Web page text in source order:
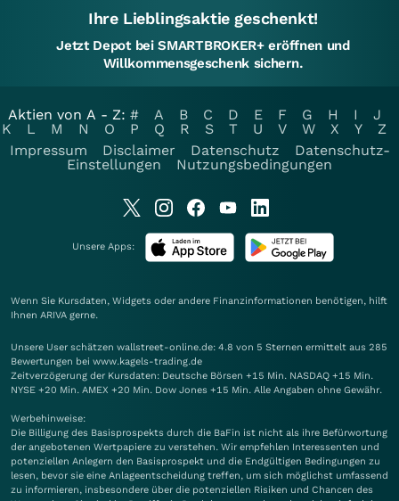
Ihre Lieblingsaktie geschenkt!
Jetzt Depot bei SMARTBROKER+ eröffnen und
Willkommensgeschenk sichern.
Aktien von A - Z: # A B C D E F G H I
J
K
L M N O P Q R S T U V W X Y
Z
Impressum
Disclaimer Datenschutz
Datenschutz-
Einstellungen
Nutzungsbedingungen
Unsere Apps:
Wenn Sie Kursdaten, Widgets oder andere Finanzinformationen benötigen, hilft
Ihnen ARIVA gerne.
Unsere User schätzen wallstreet-online.de: 4.8 von 5 Sternen ermittelt aus 285
Bewertungen bei www.kagels-trading.de
Zeitverzögerung der Kursdaten: Deutsche Börsen +15 Min. NASDAQ +15 Min.
NYSE +20 Min. AMEX +20 Min. Dow Jones +15 Min. Alle Angaben ohne Gewähr.
Werbehinweise:
Die Billigung des Basisprospekts durch die BaFin ist nicht als ihre Befürwortung
der angebotenen Wertpapiere zu verstehen. Wir empfehlen Interessenten und
potenziellen Anlegern den Basisprospekt und die Endgültigen Bedingungen zu
lesen, bevor sie eine Anlageentscheidung treffen, um sich möglichst umfassend
zu informieren, insbesondere über die potenziellen Risiken und Chancen des